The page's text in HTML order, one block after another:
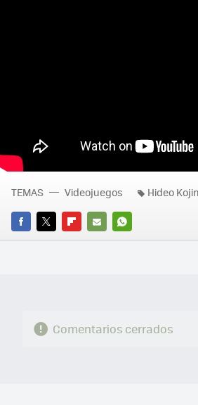
FACEBOOK
TWITTERFLIPBOARD
E-
WHATSAPP
TEMAS Videojuegos Hideo
Comentarios cerrados